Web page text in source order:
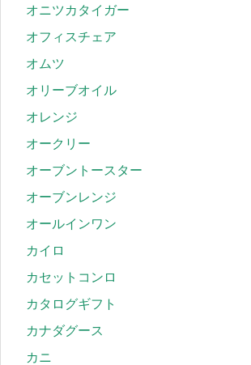
オニツカタイガー
オフィスチェア
オムツ
オリーブオイル
オレンジ
オークリー
オーブントースター
オーブンレンジ
オールインワン
カイロ
カセットコンロ
カタログギフト
カナダグース
カニ